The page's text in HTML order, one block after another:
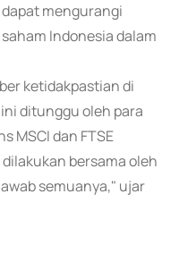
mengurangi
Indonesia dalam
ketidakpastian di
ditunggu oleh para
MSCI dan FTSE
bersama oleh
semuanya," ujar